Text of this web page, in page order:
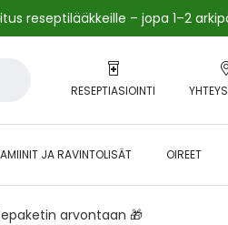
reseptilääkkeille – jopa 1–2
RESEPTIASIOINTI
JA RAVINTOLISÄT OIREET
arvontaan 🎁